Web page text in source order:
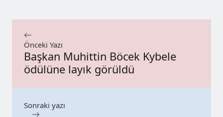
Önceki Yazı
Başkan Muhittin Böcek Kybele
ödülüne layık görüldü
Sonraki yazı